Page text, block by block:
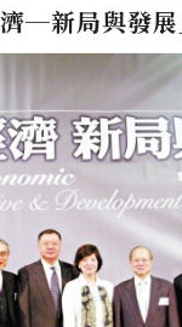
─新局與發